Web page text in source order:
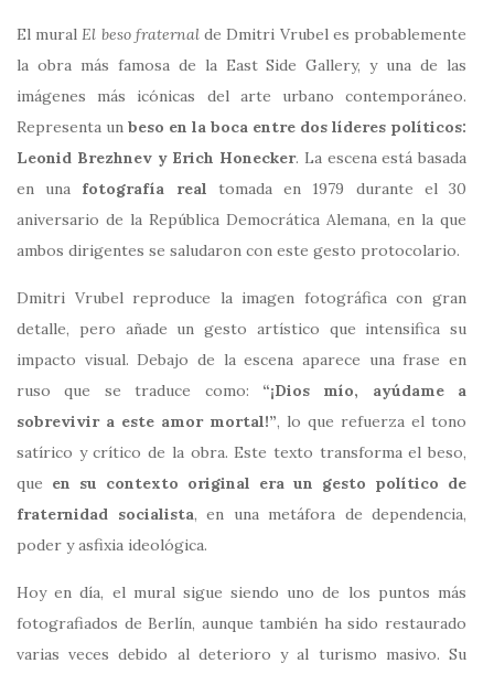
El muralEl beso fraternalde Dmitri Vrubeles probablemente
la obra más famosa de la East Side Gallery, y una de las
imágenes más icónicas del arte urbano contemporáneo.
Representa un beso en la boca entre dos líderes políticos:
Leonid Brezhnevy Erich Honecker. La escena está basada
en una fotografía real tomada en 1979 durante el 30
aniversario de la República Democrática Alemana, en la que
ambos dirigentes se saludaron con este gesto protocolario.
Dmitri Vrubelreproduce la imagen fotográfica con gran
detalle, pero añade un gesto artístico que intensifica su
impacto visual. Debajo de la escena aparece una frase en
ruso que se traduce como: “¡Dios mío, ayúdame a
sobrevivir a este amor mortal!”, lo que refuerza el tono
satírico y crítico de la obra. Este texto transforma el beso,
que en su contexto original era un gesto político de
fraternidad socialista, en una metáfora de dependencia,
poder y asfixia ideológica.
Hoy en día, el mural sigue siendo uno de los puntos más
fotografiados de Berlín, aunque también ha sido restaurado
varias veces debido al deterioro y al turismo masivo. Su